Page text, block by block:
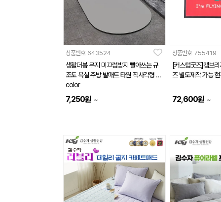
상품번호 643524
생활더봄 무지 미끄럼방지 빨아쓰는 규
조토 욕실 주방 발매트 타원 직사각형 5
color
7,250원 ~
상품번호 755419
[커스텀굿즈]캠브
즈 별도제작 가능
72,600원 ~